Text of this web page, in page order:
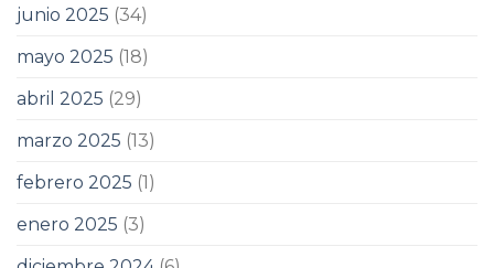
junio 2025 (34)
mayo 2025 (18)
abril 2025 (29)
marzo 2025 (13)
febrero 2025 (1)
enero 2025 (3)